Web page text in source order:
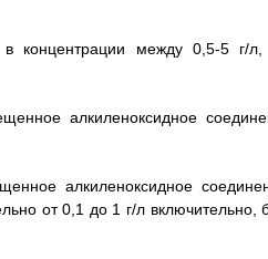
концентрации между 0,5-5 г/
алкиленоксидное
алкиленоксидное
от 0,1 до 1 г/л включительно,